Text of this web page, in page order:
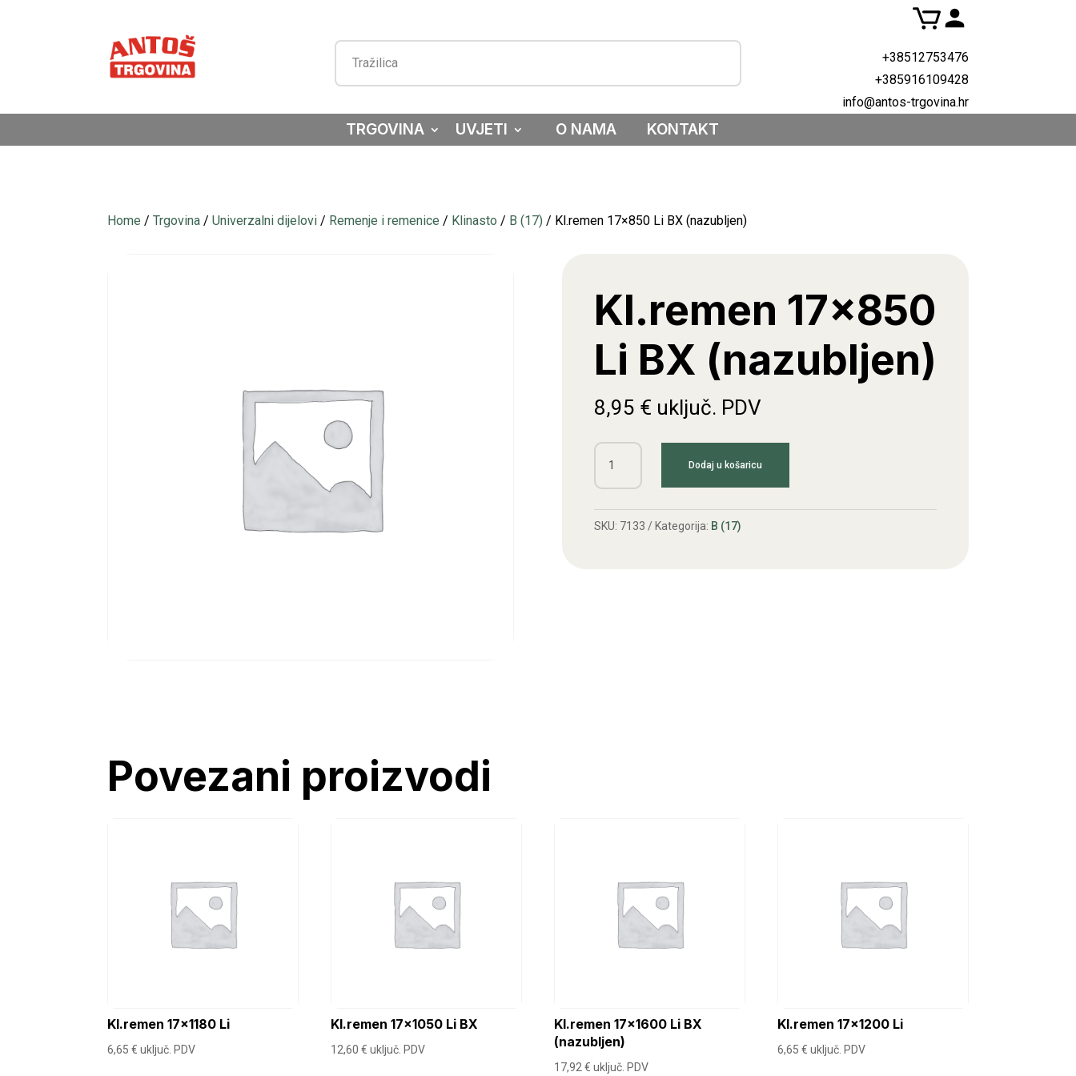
+38512753476
+385916109428
info@antos-trgovina.hr
TRGOVINA UVJETI O NAMA KONTAKT
Home /Trgovina /Univerzalni dijelovi / Remenje i remenice / Klinasto / B (17) / Kl.remen 17×850 Li BX (nazubljen)
Kl.remen 17×850
Li BX (nazubljen)
8,95 € uključ. PDV
Kl.remen
17x850
BX
Dodaj u košaricu
SKU: 7133 Kategorija: B (17)
Povezani proizvodi
Kl.remen 17×1180 Li
6,65€ uključ. PDV
Kl.remen 17×1050 Li BX
12,60€ uključ. PDV
Kl.remen 17×1600 Li BX
(nazubljen)
17,92€ uključ. PDV
Kl.remen 17×1200 Li
6,65€ uključ. PDV